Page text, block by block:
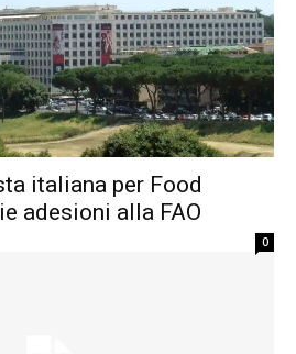
italiana per Food
adesioni alla FAO
0